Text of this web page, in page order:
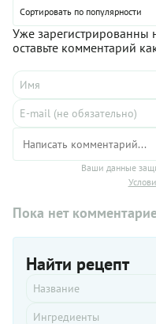
случае вы
сможете
еще и
подобрать
слова и
их на
полосках
бумаги.
просто
свежие
ягоды.
Сортировать по популярности
Уже зарегистрированны
оставьте комментарий
Ваши данные
Пока нет
Найти рецепт